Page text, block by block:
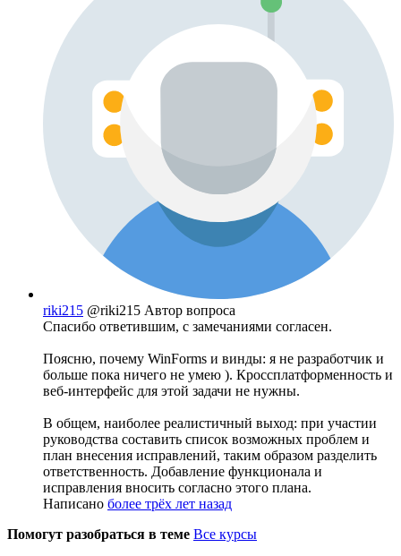
riki215 @riki215 Автор вопроса
Спасибо ответившим, с замечаниями согласен.
Поясню, почему WinForms и винды: я не разработчик и
больше пока ничего не умею ). Кроссплатформенность и
веб-интерфейс для этой задачи не нужны.
В общем, наиболее реалистичный выход: при участии
руководства составить список возможных проблем и
план внесения исправлений, таким образом разделить
ответственность. Добавление функционала и
исправления вносить согласно этого плана.
Написано более трёх лет назад
Помогут разобраться в теме Все курсы